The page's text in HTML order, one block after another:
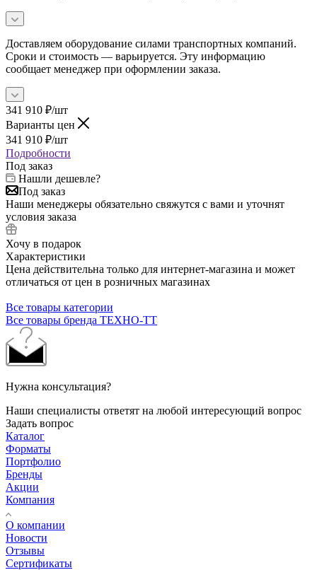
Доставляем оборудование силами транспортных компаний.
Сроки и стоимость — варьируется. Эту информацию
сообщает менеджер при оформлении заказа.
341 910 ₽/шт
Варианты цен
341 910 ₽/шт
Подробности
Под заказ
Нашли дешевле?
Под заказ
Наши менеджеры обязательно свяжутся с вами и уточнят
условия заказа
Хочу в подарок
Характеристики
Цена действительна только для интернет-магазина и может
отличаться от цен в розничных магазинах
Все товары категории
Все товары бренда ТЕХНО-ТТ
Нужна консультация?
Наши специалисты ответят на любой интересующий вопрос
Задать вопрос
Каталог
Форматы
Портфолио
Бренды
Акции
Компания
О компании
Новости
Отзывы
Сертификаты